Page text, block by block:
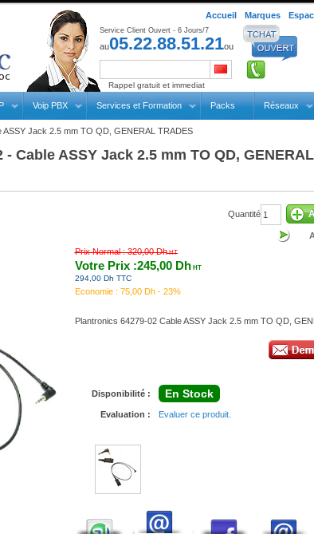
Accueil Marques
Service Client Ouvert - 6 Jours/7
au05.22.88.51.21ou
Rappel gratuit et immediat
Voip PBX Services et Formation Packs Réseaux
ASSY Jack 2.5 mm TO QD, GENERAL TRADES
- Cable ASSY Jack 2.5 mm TO QD,
Quantité
Prix Normal :320,00 DhHT
Votre Prix :245,00 Dh HT
294,00 Dh TTC
Economie : 75,00 Dh - 23%
Plantronics 64279-02 Cable ASSY Jack 2.5 mm TO QD,
Disponibilité : En Stock
Evaluation : Evaluer ce produit.